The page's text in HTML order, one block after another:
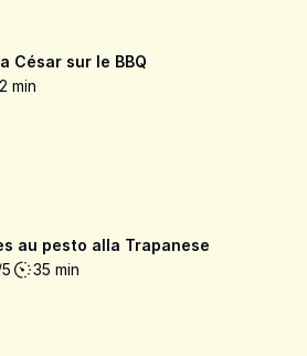
César sur le BBQ
min
au pesto alla Trapanese
35 min